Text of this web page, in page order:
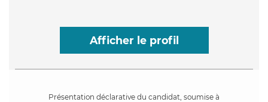
Afficher le profil
Présentation déclarative du candidat, soumise à